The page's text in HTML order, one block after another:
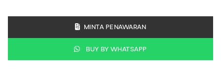
MINTA PENAWARAN
BUY BY WHATSAPP